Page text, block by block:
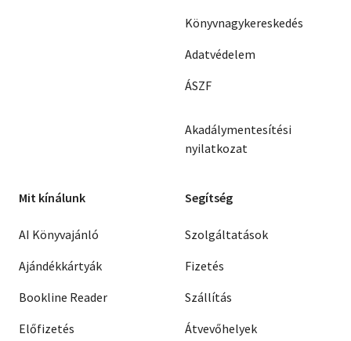
Könyvnagykereskedés
Adatvédelem
ÁSZF
Akadálymentesítési
nyilatkozat
Mit kínálunk
AI Könyvajánló
Ajándékkártyák
Bookline Reader
Előfizetés
Segítség
Szolgáltatások
Fizetés
Szállítás
Átvevőhelyek